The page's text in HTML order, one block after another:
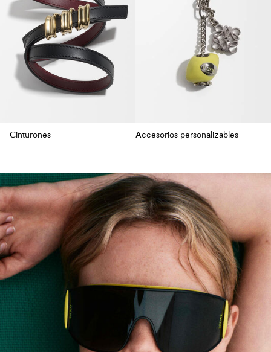
Cinturones Accesorios personalizables